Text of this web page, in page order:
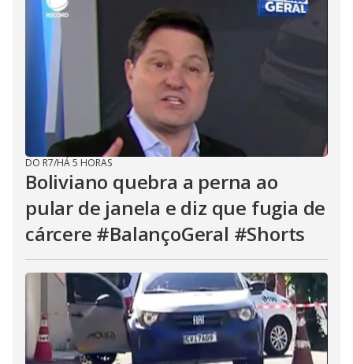
DO R7/HÁ 5 HORAS
Boliviano quebra a perna ao
pular de janela e diz que fugia de
cárcere #BalançoGeral #Shorts